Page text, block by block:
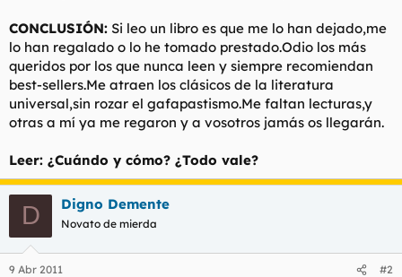
CONCLUSIÓN: Si leo un libro es que me lo han dejado,me
lo han regalado o lo he tomado prestado.Odio los más
queridos por los que nunca leen y siempre recomiendan
best-sellers.Me atraen los clásicos de la literatura
universal,sin rozar el gafapastismo.Me faltan lecturas,y
otras a mí ya me regaron y a vosotros jamás os llegarán.
Leer: ¿Cuándo y cómo? ¿Todo vale?
D Digno Demente
Novato de mierda
9 Abr 2011 #2